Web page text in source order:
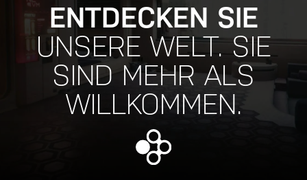
ENTDECKEN SIE
UNSERE WELT.SIE
SIND MEHR ALS
WILLKOMMEN.